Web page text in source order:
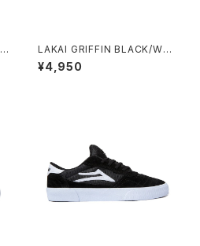
LAKAI GRIFFIN BLACK/WHI
TE SUEDE
¥4,950